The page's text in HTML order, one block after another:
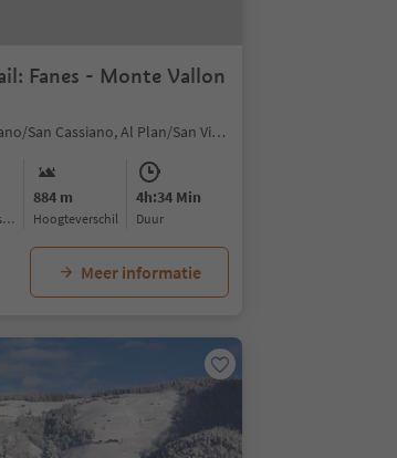
Fanes - Monte Vallon
San Cassiano/San Cassiano, Al Plan/San Vigilio, Dolomites Region Kronplatz/Plan de Corones
884 m
Hoogteverschil
4h:34 Min
Duur
Meer informatie